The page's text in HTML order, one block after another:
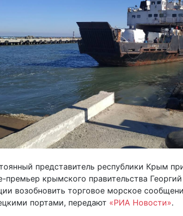
представитель республики Крым
премьер крымского правительства
возобновить торговое морское
портами, передают «РИА Новости».